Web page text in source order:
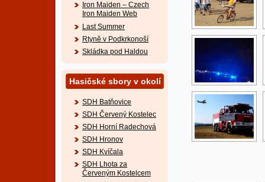
Iron Maiden – Czech
Iron Maiden Web
Last Summer
Rtyně v Podkrkonoší
Skládka pod Haldou
Hasičské sbory v okolí
SDH Batňovice
SDH Červený Kostelec
SDH Horní Radechová
SDH Hronov
SDH Kvíčala
SDH Lhota za
Červeným Kostelcem